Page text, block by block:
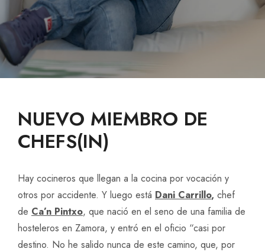
NUEVO MIEMBRO DE
CHEFS(IN)
Hay cocineros que llegan a la cocina por vocación y
otros por accidente. Y luego está Dani Carrillo, chef
de Ca’n Pintxo, que nació en el seno de una familia de
hosteleros en Zamora, y entró en el oficio “casi por
destino. No he salido nunca de este camino, que, por